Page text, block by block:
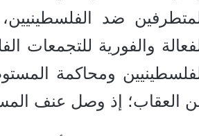
ضد
والفورية
ومحاكمة
العقاب؛ إذ وصل عنف